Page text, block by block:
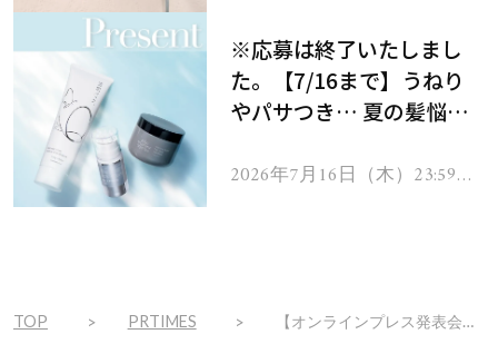
※応募は終了いたしまし
た。【7/16まで】うねり
やパサつき… 夏の髪悩み
ムを13名様にプレゼン
2026年7月16日（木）23:59ま
TOP PRTIMES 【オンラインプレス発表会の動画を公開】「住む」より「楽しむ」BESSの家